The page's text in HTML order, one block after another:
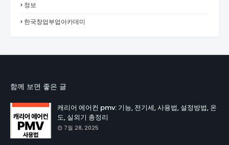
정보
한국창업부업아카데미
함께 보면 좋은 글
캐리어 에어컨 pmv: 기능, 전기세, 사용법, 설정방법, 온
도, 실외기 총정리
7월 28, 2025